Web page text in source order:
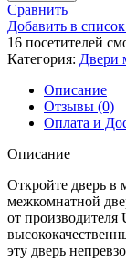
Сравнить
Добавить в
16 посетителей
Категория: Двери
Описание
Отзывы (0)
Оплата и
Описание
Откройте дверь в
межкомнатной
от
эту дверь